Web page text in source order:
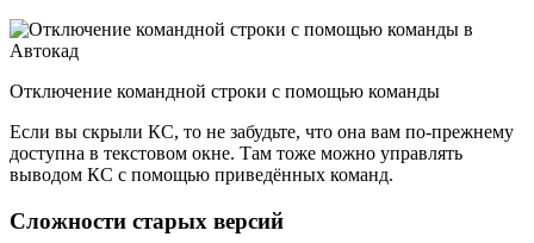
Отключение командной строки с помощью команды
Если вы скрыли КС, то не забудьте, что она вам по-прежнему
доступна в текстовом окне. Там тоже можно управлять
выводом КС с помощью приведённых команд.
Сложности старых версий